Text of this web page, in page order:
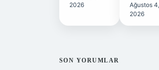
2026
Ağustos 4,
2026
SON YORUMLAR